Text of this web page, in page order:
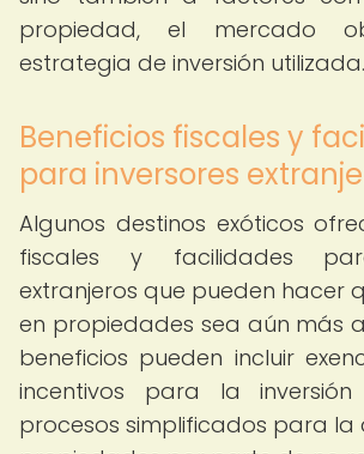
propiedad, el mercado
estrategia de inversión utilizada.
Beneficios fiscales y
para inversores
Algunos destinos exóticos
fiscales y facilidades
extranjeros que pueden hacer
en propiedades sea aún más
beneficios pueden incluir
incentivos para la
procesos simplificados para la